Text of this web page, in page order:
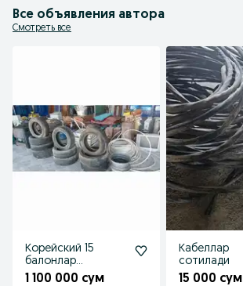
Все объявления автора
Смотреть все
Корейский 15
балонлар
сотилади
1 100 000 сум
Кабеллар
сотилади
15 000 сум